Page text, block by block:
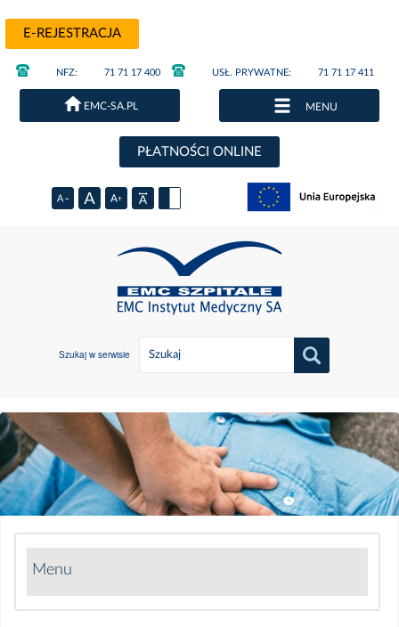
E-REJESTRACJA
NFZ: 71 71 17 400 USŁ. PRYWATNE: 71 71 17 411
EMC-SA.PL MENU
PŁATNOŚCI ONLINE
Szukaj w serwisie
Menu